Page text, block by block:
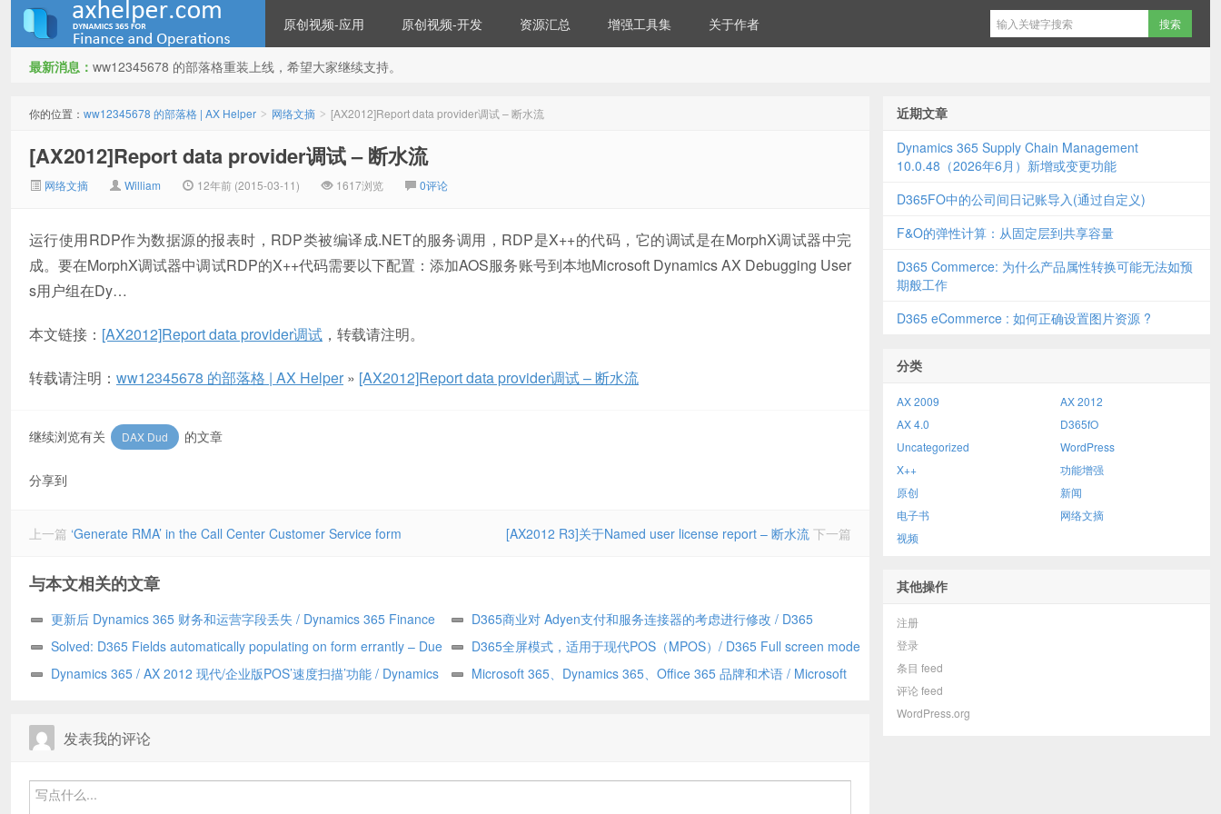
Helper
原创视频-应用 原创视频-开发 资源汇总 增强工具集 关于作者
最新消息： ww12345678 的部落格重装上线，希望大家继续支持。
你的位置： ww12345678 的部落格 | AX Helper > 网络文摘 > [AX2012]Report data provider调试 – 断水流
[AX2012]Report data provider调试 – 断水流
网络文摘 William 12年前 (2015-03-11) 1617浏览 0评论
运行使用RDP作为数据源的报表时，RDP类被编译成.NET的服务调用，RDP是X++的代码，它的调试是在MorphX调试器中完
成。要在MorphX调试器中调试RDP的X++代码需要以下配置：添加AOS服务账号到本地Microsoft Dynamics AX Debugging User
s用户组在Dy…
本文链接： [AX2012]Report data provider调试 ，转载请注明。
转载请注明： ww12345678 的部落格 | AX Helper » [AX2012]Report data provider调试 – 断水流
继续浏览有关 DAX Dud 的文章
分享到
上一篇 ‘Generate RMA’ in the Call Center Customer Service form [AX2012 R3]关于Named user license report – 断水流 下一篇
与本文相关的文章
更新后 Dynamics 365 财务和运营字段丢失 / Dynamics 365 Finance
and Operations field missing after update
D365商业对 Adyen支付和服务连接器的考虑进行修改 / D365
Commerce making changes to Adyen payment and service connector
considerations
Solved: D365 Fields automatically populating on form errantly – Due
to a Chrome addin/已解决：D365 字段自动错误地填充到表单上——由
D365全屏模式，适用于现代POS（MPOS）/ D365 Full screen mode
for Modern POS (MPOS)
Dynamics 365 / AX 2012 现代/企业版POS’速度扫描’功能 / Dynamics
Microsoft 365、Dynamics 365、Office 365 品牌和术语 / Microsoft
发表我的评论
近期文章
Dynamics 365 Supply Chain Management
10.0.48（2026年6月）新增或变更功能
D365FO中的公司间日记账导入(通过自定义)
F&O的弹性计算：从固定层到共享容量
D365 Commerce: 为什么产品属性转换可能无法如预
期般工作
D365 eCommerce : 如何正确设置图片资源 ?
分类
AX 2009
AX 2012
AX 4.0
D365fO
Uncategorized
WordPress
X++
功能增强
原创
新闻
电子书
网络文摘
视频
其他操作
注册
登录
条目 feed
评论 feed
WordPress.org